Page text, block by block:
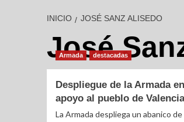
INICIO JOSÉ SANZ ALISEDO
José
Armada destacadas
Despliegue de la Armada en
apoyo al pueblo de Valencia
La Armada despliega un abanico de